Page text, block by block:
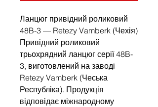
Ланцюг привідний роликовий
48B-3 — Retezy Vamberk (Чехія)
Привідний роликовий
трьохрядний ланцюг серії 48B-
3, виготовлений на заводі
Retezy Vamberk (Чеська
Республіка). Продукція
відповідає міжнародному